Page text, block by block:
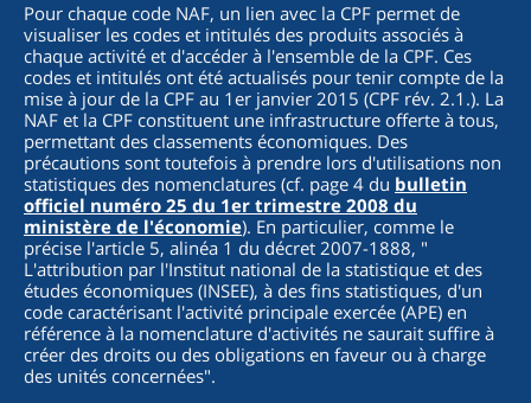
Pour chaque code NAF, un lien avec la CPF permet de
visualiser les codes et intitulés des produits associés à
chaque activité et d'accéder à l'ensemble de la CPF. Ces
codes et intitulés ont été actualisés pour tenir compte de la
mise à jour de la CPF au 1er janvier 2015 (CPF rév. 2.1.). La
NAF et la CPF constituent une infrastructure offerte à tous,
permettant des classements économiques. Des
précautions sont toutefois à prendre lors d'utilisations non
statistiques des nomenclatures (cf. page 4 du bulletin
officiel numéro 25 du 1er trimestre 2008 du
ministère de l'économie). En particulier, comme le
précise l'article 5, alinéa 1 du décret 2007-1888, "
L'attribution par l'Institut national de la statistique et des
études économiques (INSEE), à des fins statistiques, d'un
code caractérisant l'activité principale exercée (APE) en
référence à la nomenclature d'activités ne saurait suffire à
créer des droits ou des obligations en faveur ou à charge
des unités concernées".